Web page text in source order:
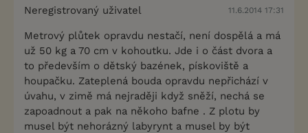
Neregistrovaný uživatel 11.6.2014 17:31
Metrový plůtek opravdu nestačí, není dospělá a má
už 50 kg a 70 cm v kohoutku. Jde i o část dvora a
to především o dětský bazének, pískoviště a
houpačku. Zateplená bouda opravdu nepřichází v
úvahu, v zimě má nejraději když sněží, nechá se
zapoadnout a pak na někoho bafne . Z plotu by
musel být nehorázný labyrynt a musel by být